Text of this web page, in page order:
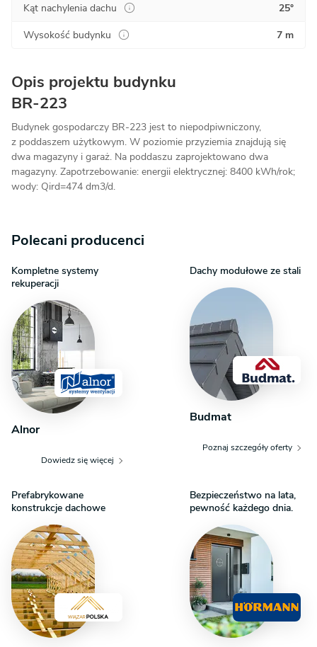
Kąt nachylenia dachu
25°
Wysokość budynku
7 m
Opis projektu budynku
BR-223
Budynek gospodarczy BR-223 jest to niepodpiwniczony,
z poddaszem użytkowym. W poziomie przyziemia znajdują się
dwa magazyny i garaż. Na poddaszu zaprojektowano dwa
magazyny. Zapotrzebowanie: energii elektrycznej: 8400 kWh/rok;
wody: Qird=474 dm3/d.
Polecani producenci
Kompletne systemy
rekuperacji
Alnor
Dowiedz się więcej
Dachy modułowe ze stali
Budmat
Poznaj szczegóły oferty
Prefabrykowane
konstrukcje dachowe
Bezpieczeństwo na lata,
pewność każdego dnia.